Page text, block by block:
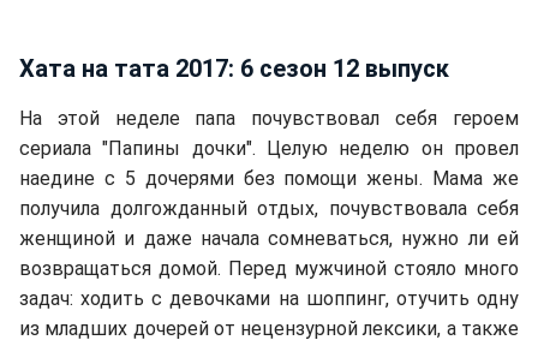
Хата на тата 2017: 6 сезон 12 выпуск
На этой неделе папа почувствовал себя героем
сериала "Папины дочки". Целую неделю он провел
наедине с 5 дочерями без помощи жены. Мама же
получила долгожданный отдых, почувствовала себя
женщиной и даже начала сомневаться, нужно ли ей
возвращаться домой. Перед мужчиной стояло много
задач: ходить с девочками на шоппинг, отучить одну
из младших дочерей от нецензурной лексики, а также